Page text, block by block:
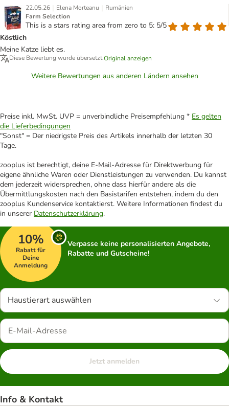
22.05.26 | Elena Morteanu | Rumänien
Farm Selection
This is a stars rating area from zero to 5: 5/5
Köstlich
Meine Katze liebt es.
Diese Bewertung wurde übersetzt.Original anzeigen
Weitere Bewertungen aus anderen Ländern ansehen
Preise inkl. MwSt. UVP = unverbindliche Preisempfehlung * Es gelten
die Lieferbedingungen
"Sonst" = Der niedrigste Preis des Artikels innerhalb der letzten 30
Tage.
zooplus ist berechtigt, deine E-Mail-Adresse für Direktwerbung für
eigene ähnliche Waren oder Dienstleistungen zu verwenden. Du kannst
dem jederzeit widersprechen, ohne dass hierfür andere als die
Übermittlungskosten nach den Basistarifen entstehen, indem du den
zooplus Kundenservice kontaktierst. Weitere Informationen findest du
in unserer Datenschutzerklärung.
10%
Rabatt für
Deine
Anmeldung
Verpasse keine personalisierten Angebote,
Rabatte und Gutscheine!
Haustierart auswählen
Jetzt anmelden
Info & Kontakt